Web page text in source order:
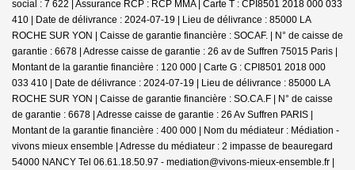
social : 7 622 | Assurance RCP : RCP MMA | Carte T : CPI8501 2018 000 033
410 | Date de délivrance : 2024-07-19 | Lieu de délivrance : 85000 LA
ROCHE SUR YON | Caisse de garantie financière : SOCAF. | N° de caisse de
garantie : 6678 | Adresse caisse de garantie : 26 av de Suffren 75015 Paris |
Montant de la garantie financière : 120 000 | Carte G : CPI8501 2018 000
033 410 | Date de délivrance : 2024-07-19 | Lieu de délivrance : 85000 LA
ROCHE SUR YON | Caisse de garantie financière : SO.CA.F | N° de caisse
de garantie : 6678 | Adresse caisse de garantie : 26 Av Suffren PARIS |
Montant de la garantie financière : 400 000 | Nom du médiateur : Médiation -
vivons mieux ensemble | Adresse du médiateur : 2 impasse de beauregard
54000 NANCY Tel 06.61.18.50.97 - mediation@vivons-mieux-ensemble.fr |